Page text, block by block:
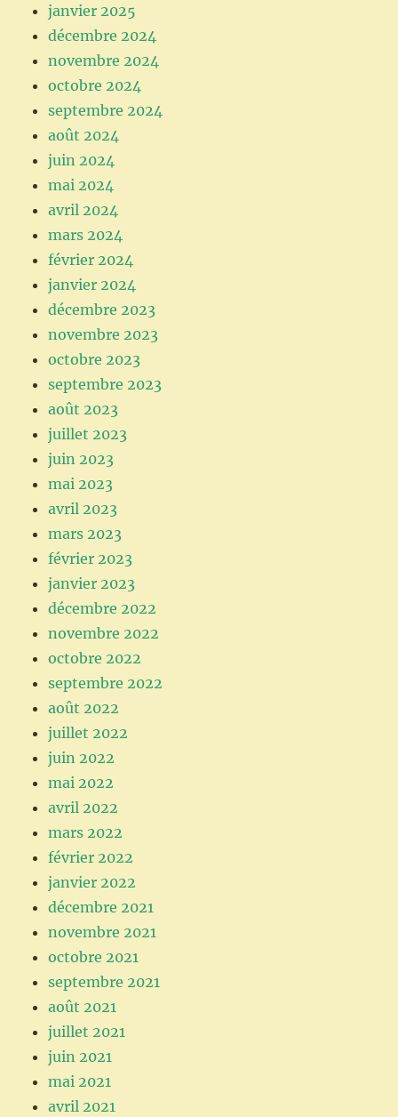
janvier 2025
décembre 2024
novembre 2024
octobre 2024
septembre 2024
août 2024
juin 2024
mai 2024
avril 2024
mars 2024
février 2024
janvier 2024
décembre 2023
novembre 2023
octobre 2023
septembre 2023
août 2023
juillet 2023
juin 2023
mai 2023
avril 2023
mars 2023
février 2023
janvier 2023
décembre 2022
novembre 2022
octobre 2022
septembre 2022
août 2022
juillet 2022
juin 2022
mai 2022
avril 2022
mars 2022
février 2022
janvier 2022
décembre 2021
novembre 2021
octobre 2021
septembre 2021
août 2021
juillet 2021
juin 2021
mai 2021
avril 2021